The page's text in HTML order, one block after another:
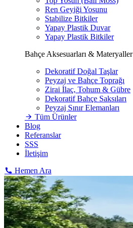
Ren Geyiği Yosunu
Stabilize Bitkiler
Yapay Plastik Duvar
Yapay Plastik Bitkiler
Bahçe Aksesuarları & Materyaller
Dekoratif Doğal Taşlar
Peyzaj ve Bahçe Toprağı
Zirai İlaç, Tohum & Gübre
Dekoratif Bahçe Saksıları
Peyzaj Sınır Elemanları
Tüm Ürünler
Blog
Referanslar
SSS
İletişim
Hemen Ara